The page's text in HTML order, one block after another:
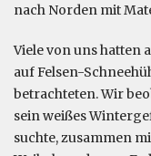
nach Norden mit
Viele von uns hatten
auf Felsen-
betrachteten. Wir
sein weißes
suchte, zusammen